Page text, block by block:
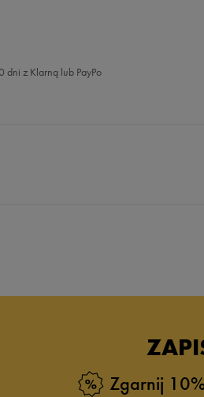
dni z Klarną lub PayPo
Zgarnij